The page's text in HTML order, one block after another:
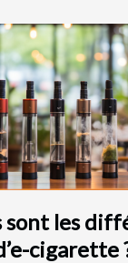
sont les
cigarette